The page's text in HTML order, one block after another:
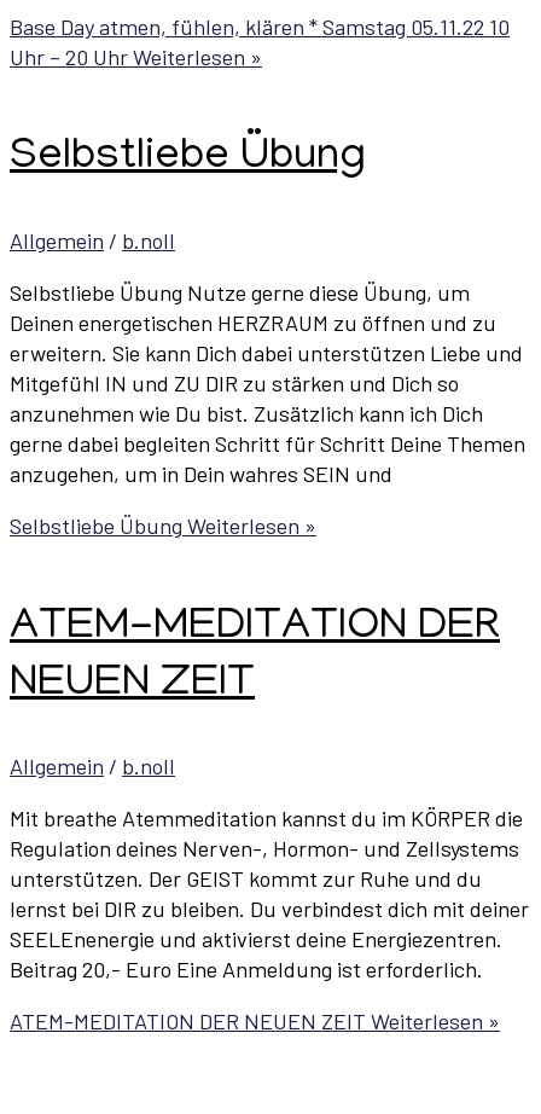
Base Day atmen, fühlen, klären * Samstag 05.11.22 10
Uhr – 20 UhrWeiterlesen »
Selbstliebe Übung
Allgemein / b.noll
Selbstliebe Übung Nutze gerne diese Übung, um
Deinen energetischen HERZRAUM zu öffnen und zu
erweitern. Sie kann Dich dabei unterstützen Liebe und
Mitgefühl IN und ZU DIR zu stärken und Dich so
anzunehmen wie Du bist. Zusätzlich kann ich Dich
gerne dabei begleiten Schritt für Schritt Deine Themen
anzugehen, um in Dein wahres SEIN und
Selbstliebe Übung Weiterlesen »
ATEM-MEDITATION DER
NEUEN ZEIT
Allgemein / b.noll
Mit breathe Atemmeditation kannst du im KÖRPER die
Regulation deines Nerven-, Hormon- und Zellsystems
unterstützen. Der GEIST kommt zur Ruhe und du
lernst bei DIR zu bleiben. Du verbindest dich mit deiner
SEELEnenergie und aktivierst deine Energiezentren.
Beitrag 20,- Euro Eine Anmeldung ist erforderlich.
ATEM-MEDITATION DER NEUEN ZEIT Weiterlesen »